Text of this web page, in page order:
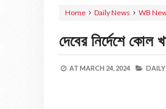
Home Daily News WB
দেবের নির্দেশে কোল
AT MARCH 24, 2024 DAILY